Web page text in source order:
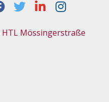
HTL Mössingerstraße